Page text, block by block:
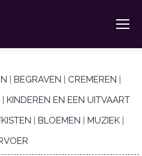
| BEGRAVEN | CREMEREN |
| KINDEREN EN EEN UITVAART
| BLOEMEN | MUZIEK|